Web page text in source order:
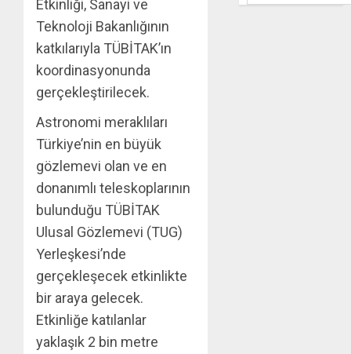
Etkinliği, Sanayi ve
Teknoloji Bakanlığının
katkılarıyla TÜBİTAK’ın
koordinasyonunda
gerçekleştirilecek.
Astronomi meraklıları
Türkiye’nin en büyük
gözlemevi olan ve en
donanımlı teleskoplarının
bulunduğu TÜBİTAK
Ulusal Gözlemevi (TUG)
Yerleşkesi’nde
gerçekleşecek etkinlikte
bir araya gelecek.
Etkinliğe katılanlar
yaklaşık 2 bin metre